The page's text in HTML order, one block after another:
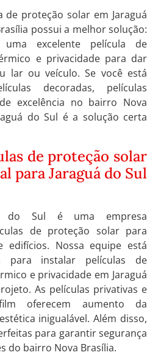
de proteção solar em Jaraguá
possui a melhor solução:
excelente película de
e privacidade para dar
lar ou veículo. Se você está
decoradas, películas
excelência no bairro Nova
do Sul é a solução certa
de proteção solar
para Jaraguá do Sul
do Sul é uma empresa
de proteção solar para
edifícios. Nossa equipe está
para instalar películas de
e privacidade em Jaraguá
As películas privativas e
oferecem aumento da
inigualável. Além disso,
para garantir segurança
do bairro Nova Brasília.